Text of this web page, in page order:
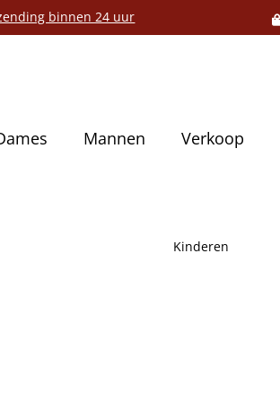
binnen 24 uur
Mannen Verkoop
Kinderen